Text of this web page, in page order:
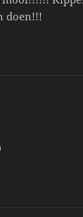
doen!!!